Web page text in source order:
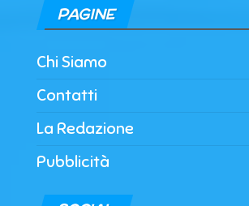
PAGINE
Chi Siamo
Contatti
La Redazione
Pubblicità